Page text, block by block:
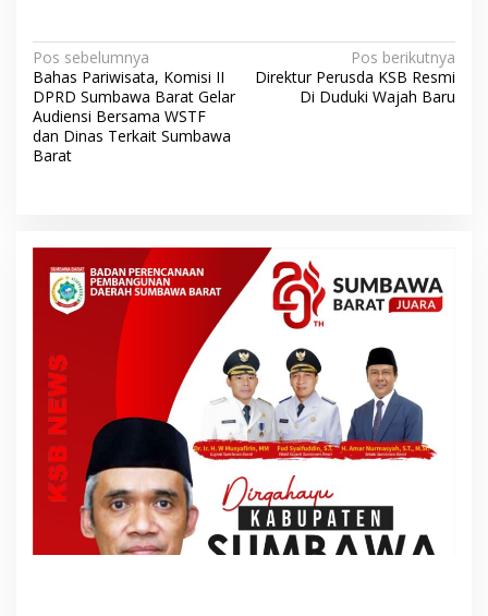
N
a
v
i
s
p
Pos sebelumnya
Bahas Pariwisata, Komisi II
DPRD Sumbawa Barat Gelar
Audiensi Bersama WSTF
dan Dinas Terkait Sumbawa
Barat
Pos berikutnya
Direktur Perusda KSB Resmi
Di Duduki Wajah Baru